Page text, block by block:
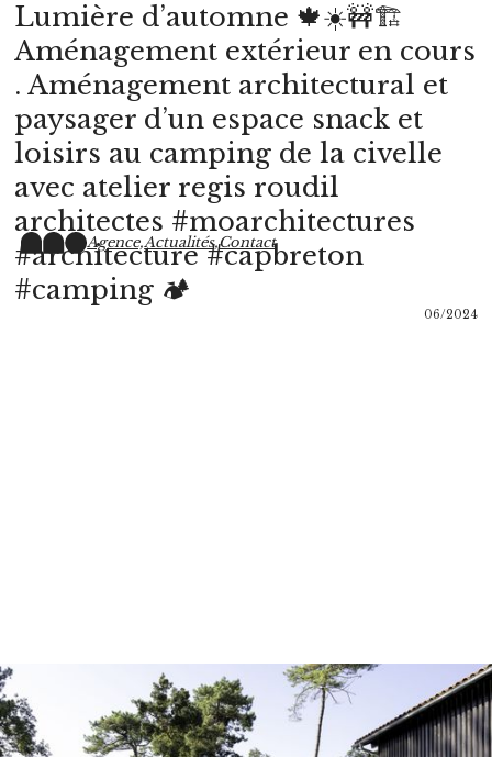
Lumière d’automne 🍁☀️🚧🏗
Aménagement extérieur en cours
. Aménagement architectural et
paysager d’un espace snack et
loisirs au camping de la civelle
avec atelier regis roudil
architectes #moarchitectures
#architecture #capbreton
#camping 🏕
06/2024
Agence,Actualités,Contact